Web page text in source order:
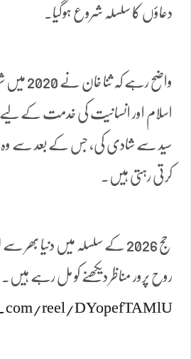
دعاؤں کا سلسلہ شروع ہوگیا۔
واضح
اسلام اور انسانیت کی خدمت کے لیے
سید سے شادی کی، جس کے بعد سے وہ
کرتی رہتی ہیں۔
حج 2026 کے سلسلہ میں دنیا
روح پرور مناظر دیکھنے کو مل رہے ہیں۔
reel/DYopefTAMlU/